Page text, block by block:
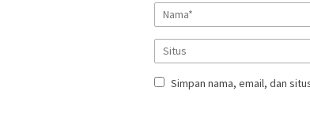
Simpan nama, email, dan